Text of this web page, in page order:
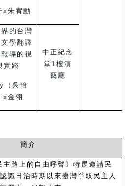
x朱宥勳
的台灣
學翻譯
導的視
實踐
（吳怡
x金翎
中正紀念
堂1樓演
藝廳
簡介
主路上的自由呼聲》特展邀請民
識日治時期以來臺灣爭取民主人